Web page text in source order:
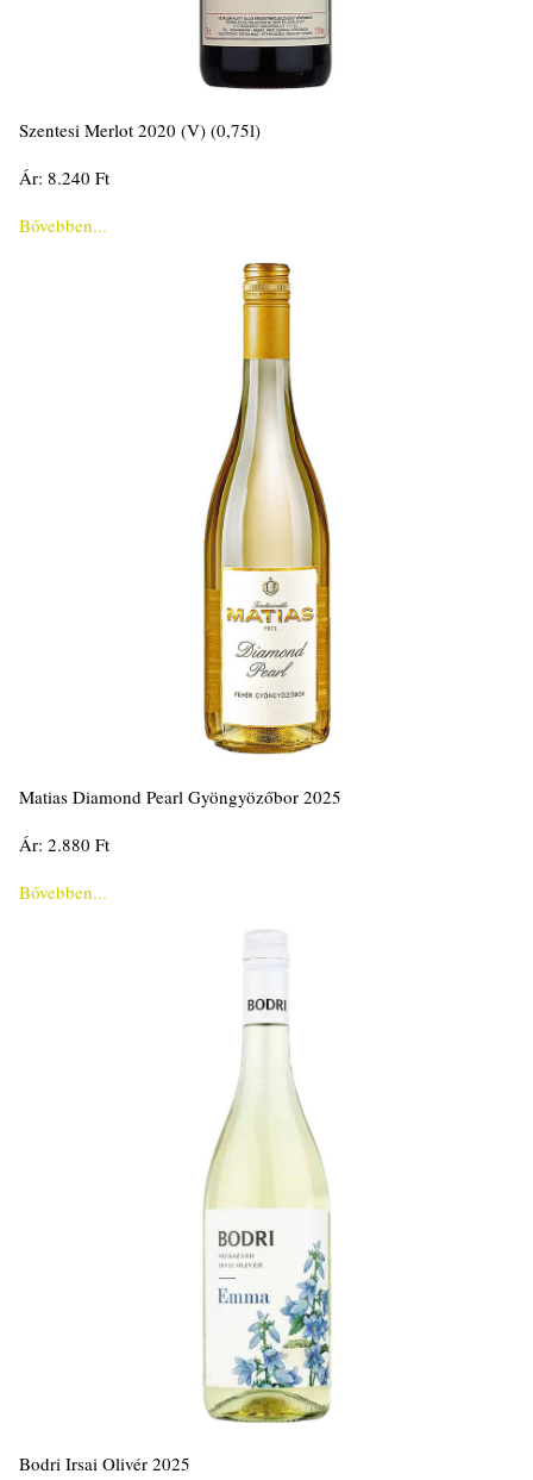
Szentesi Merlot 2020 (V) (0,75l)
Ár: 8.240 Ft
Bővebben...
Matias Diamond Pearl Gyöngyözőbor 2025
Ár: 2.880 Ft
Bővebben...
Bodri Irsai Olivér 2025